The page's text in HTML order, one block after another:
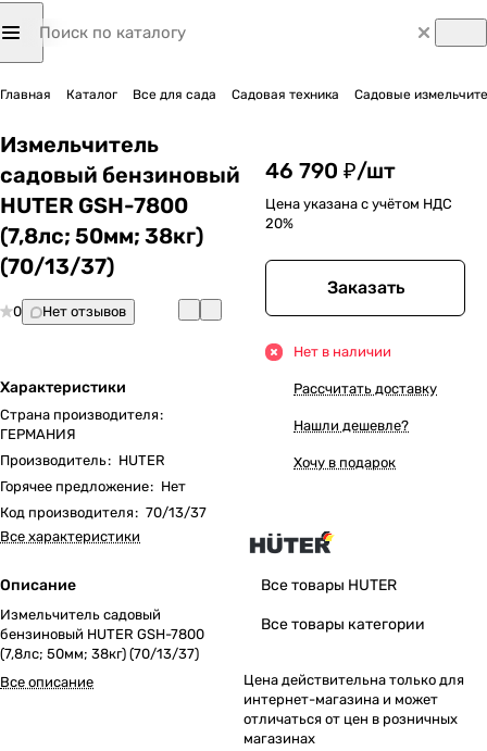
Главная Каталог Все для сада Садовая техника Садовые
Измельчитель
садовый бензиновый
HUTER GSH-7800
(7,8лс; 50мм; 38кг)
(70/13/37)
0 Нет отзывов
Характеристики
Страна производителя:
ГЕРМАНИЯ
Производитель: HUTER
Горячее предложение: Нет
Код производителя: 70/13/37
Все характеристики
Описание
Измельчитель садовый
бензиновый HUTER GSH-7800
(7,8лс; 50мм; 38кг) (70/13/37)
Все описание
46 790 ₽/шт
Цена указана с учётом НДС
20%
Заказать
Нет в наличии
Рассчитать доставку
Нашли дешевле?
Хочу в подарок
Все товары HUTER
Все товары категории
Цена действительна только для
интернет-магазина и может
отличаться от цен в розничных
магазинах